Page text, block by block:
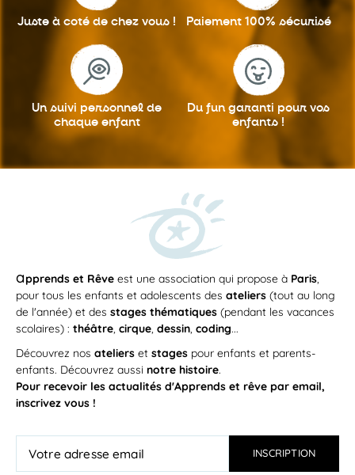
Juste à coté de chez vous ! Paiement 100% sécurisé
Un suivi personnel de
chaque enfant
Du fun garanti pour vos
enfants !
apprends et Rêve est une association qui propose à Paris,
pour tous les enfants et adolescents des ateliers (tout au long
de l'année) et des stages thématiques (pendant les vacances
scolaires) : théâtre, cirque, dessin, coding...
Découvrez nos ateliers et stages pour enfants et parents-
enfants. Découvrez aussi notre histoire.
Pour recevoir les actualités d'Apprends et rêve par email,
inscrivez vous !